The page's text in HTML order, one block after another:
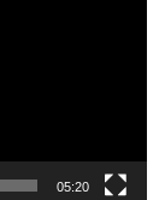
05:20